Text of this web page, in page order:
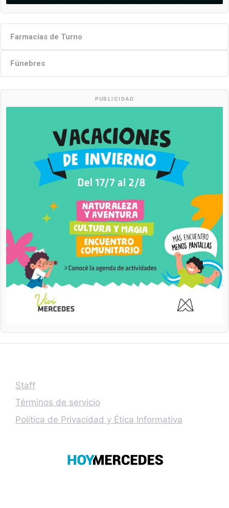
Farmacias de Turno
Fúnebres
PUBLICIDAD
Staff
Términos de servicio
Política de Privacidad y Ética Informativa